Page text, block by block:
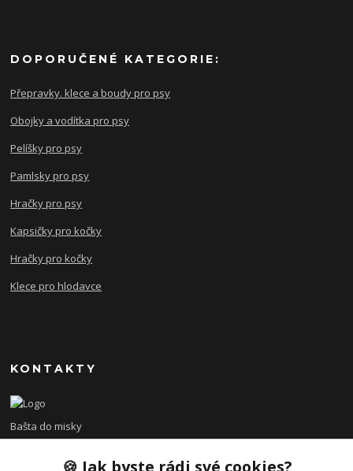
DOPORUČENÉ KATEGORIE:
Přepravky. klece a boudy pro psy
Obojky a vodítka pro psy
Pelíšky pro psy
Pamlsky pro psy
Hračky pro psy
Kapsičky pro kočky
Hračky pro kočky
Klece pro hlodavce
KONTAKTY
Bašta do misky
+420 608 479 610🍪 Jak byste rádi své cookies?